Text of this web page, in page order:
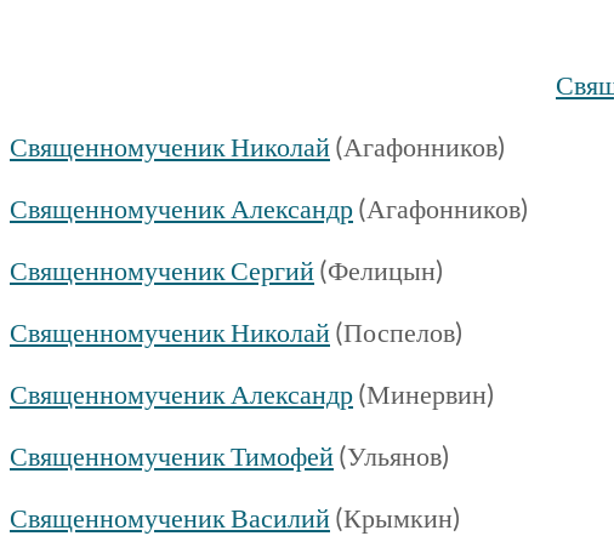
Священномученик Николай(Агафонников)
Священномученик Александр(Агафонников)
Священномученик Сергий(Фелицын)
Священномученик Николай(Поспелов)
Священномученик Александр(Минервин)
Священномученик Тимофей(Ульянов)
Священномученик Василий(Крымкин)